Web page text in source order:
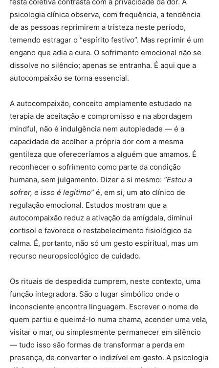
festa coletiva contrasta com a privacidade da dor. A
psicologia clínica observa, com frequência, a tendência
de as pessoas reprimirem a tristeza neste período,
temendo estragar o “espírito festivo”. Mas reprimir é um
engano que adia a cura. O sofrimento emocional não se
dissolve no silêncio; apenas se entranha. É aqui que a
autocompaixão se torna essencial.
A autocompaixão, conceito amplamente estudado na
terapia de aceitação e compromisso e na abordagem
mindful, não é indulgência nem autopiedade — é a
capacidade de acolher a própria dor com a mesma
gentileza que ofereceríamos a alguém que amamos. É
reconhecer o sofrimento como parte da condição
humana, sem julgamento. Dizer a si mesmo: “Estou a
sofrer, e isso é legítimo” é, em si, um ato clínico de
regulação emocional. Estudos mostram que a
autocompaixão reduz a ativação da amígdala, diminui
cortisol e favorece o restabelecimento fisiológico da
calma. É, portanto, não só um gesto espiritual, mas um
recurso neuropsicológico de cuidado.
Os rituais de despedida cumprem, neste contexto, uma
função integradora. São o lugar simbólico onde o
inconsciente encontra linguagem. Escrever o nome de
quem partiu e queimá-lo numa chama, acender uma vela,
visitar o mar, ou simplesmente permanecer em silêncio
— tudo isso são formas de transformar a perda em
presença, de converter o indizível em gesto. A psicologia